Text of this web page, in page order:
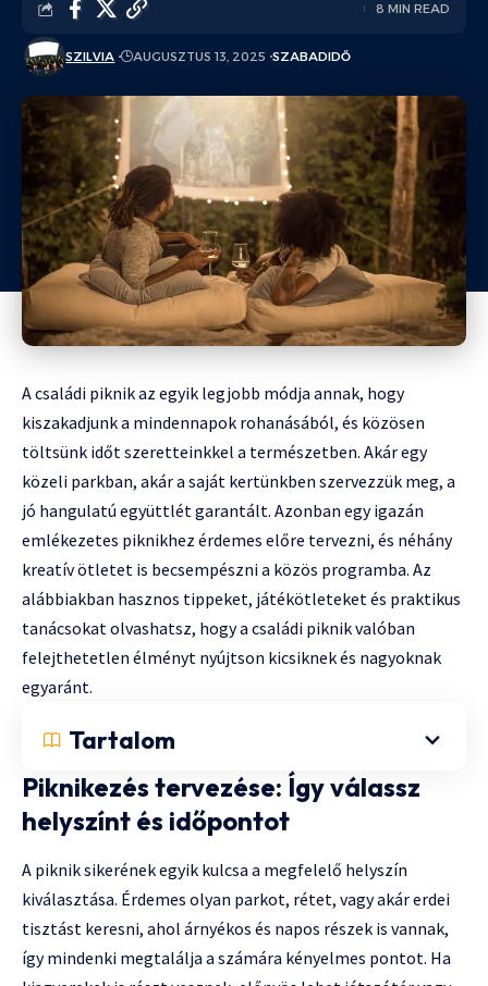
SZILVIA AUGUSZTUS 13, 2025 SZABADIDŐ
8 MIN READ
A családi piknik az egyik legjobb módja annak, hogy
kiszakadjunk a mindennapok rohanásából, és közösen
töltsünk időt szeretteinkkel a természetben. Akár egy
közeli parkban, akár a saját kertünkben szervezzük meg, a
jó hangulatú együttlét garantált. Azonban egy igazán
emlékezetes piknikhez érdemes előre tervezni, és néhány
kreatív ötletet is becsempészni a közös programba. Az
alábbiakban hasznos tippeket, játékötleteket és praktikus
tanácsokat olvashatsz, hogy a családi piknik valóban
felejthetetlen élményt nyújtson kicsiknek és nagyoknak
egyaránt.
Tartalom
Piknikezés tervezése: Így válassz
helyszínt és időpontot
A piknik sikerének egyik kulcsa a megfelelő helyszín
kiválasztása. Érdemes olyan parkot, rétet, vagy akár erdei
tisztást keresni, ahol árnyékos és napos részek is vannak,
így mindenki megtalálja a számára kényelmes pontot. Ha